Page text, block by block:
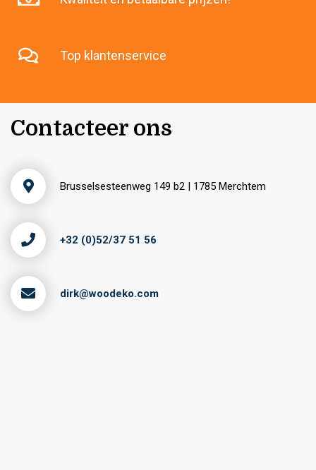
Top klantenservice
Contacteer ons
Brusselsesteenweg 149 b2 | 1785 Merchtem
+32 (0)52/37 51 56
dirk@woodeko.com